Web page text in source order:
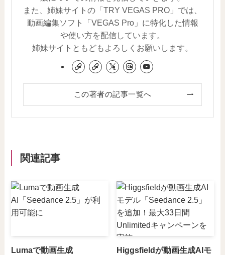
また、姉妹サイトの「TRY VEGAS PRO」では、
動画編集ソフト「VEGAS Pro」に特化した情報
や使い方を配信しています。
姉妹サイトともどもよろしくお願いします。
この著者の記事一覧へ
関連記事
Lumaで動画生成
Higgsfieldが動画生成AIモ